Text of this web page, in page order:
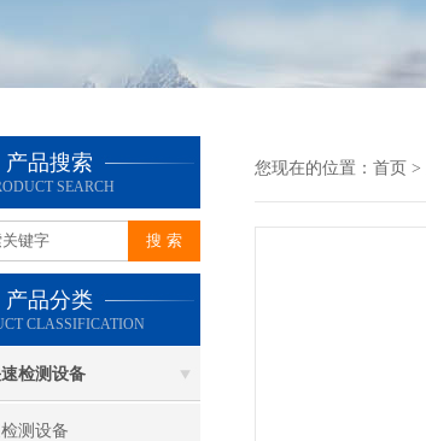
产品搜索
SEARCH
产品分类
CLASSIFICATION
检测设备
测设备
您现在的位置： 首页 >